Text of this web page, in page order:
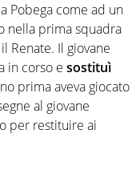
Pobega come ad un
nella prima squadra
Renate. Il giovane
in corso e sostituì
prima aveva giocato
al giovane
per restituire ai